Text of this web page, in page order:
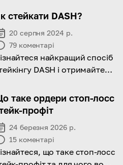
стейкати DASH?
20 серпня 2024 р.
79 коментарі
найкращий спосіб
DASH і отримайте
доходів!
таке ордери стоп-лосс
профіт
24 березня 2026 р.
15 коментарі
що таке стоп-лосс